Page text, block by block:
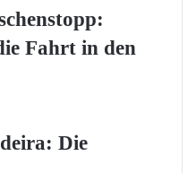
Fahrt in den
Die